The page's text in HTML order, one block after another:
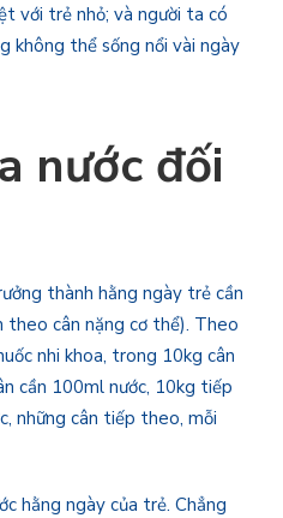
với trẻ nhỏ; và người ta có
không thể sống nổi vài ngày
nước đối
thành hằng ngày trẻ cần
theo cân nặng cơ thể). Theo
nhi khoa, trong 10kg cân
cần 100ml nước, 10kg tiếp
những cân tiếp theo, mỗi
hằng ngày của trẻ. Chẳng